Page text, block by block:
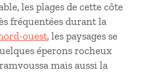
les plages de cette côte
fréquentées durant la
ouest, les paysages se
éperons rocheux
mais aussi la